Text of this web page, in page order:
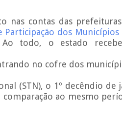
nas contas das
Participação dos Municípios
todo, o estado
no cofre dos
(STN), o 1º decêndio de
comparação ao mesmo